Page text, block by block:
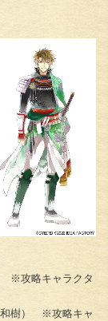
※攻略キャラクタ
和樹） ※攻略キャ